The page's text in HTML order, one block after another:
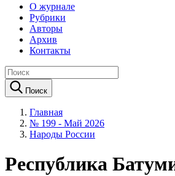
О журнале
Рубрики
Авторы
Архив
Контакты
Поиск
Главная
№ 199 - Май 2026
Народы России
Республика